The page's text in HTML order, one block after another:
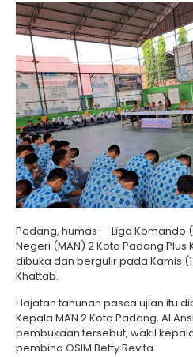
Padang, humas — Liga Komando
Negeri (MAN) 2 Kota Padang
dibuka dan bergulir pada Kamis
Khattab.
Hajatan tahunan pasca ujian itu
Kepala MAN 2 Kota Padang, Al
pembukaan tersebut, wakil
pembina OSIM Betty Revita.